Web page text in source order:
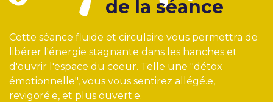
de la séance
Cette séance fluide et circulaire vous permettra de
libérer l'énergie stagnante dans les hanches et
d'ouvrir l'espace du coeur. Telle une "détox
émotionnelle", vous vous sentirez allégé.e,
revigoré.e, et plus ouvert.e.